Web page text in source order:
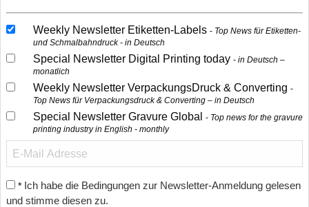
Weekly Newsletter Etiketten-Labels
Top News für Etiketten-
und Schmalbahndruck - in Deutsch
Special Newsletter Digital Printing today
in Deutsch –
monatlich
Weekly Newsletter VerpackungsDruck & Converting
Top News für Verpackungsdruck & Converting – in Deutsch
Special Newsletter Gravure Global
Top news for the gravure
printing industry in English - monthly
* Ich habe die Bedingungen zur Newsletter-Anmeldung gelesen
und stimme diesen zu.